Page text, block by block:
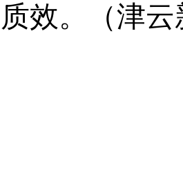
效。（津